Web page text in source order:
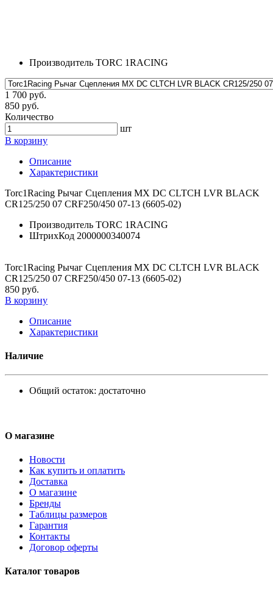
Производитель TORC 1RACING
1 700 руб.
850 руб.
Количество
шт
В корзину
Описание
Характеристики
Torc1Racing Рычаг Сцепления MX DC CLTCH LVR BLACK
CR125/250 07 CRF250/450 07-13 (6605-02)
Производитель TORC 1RACING
ШтрихКод 2000000340074
Torc1Racing Рычаг Сцепления MX DC CLTCH LVR BLACK
CR125/250 07 CRF250/450 07-13 (6605-02)
850 руб.
В корзину
Описание
Характеристики
Наличие
Общий остаток: достаточно
О магазине
Новости
Как купить и оплатить
Доставка
О магазине
Бренды
Таблицы размеров
Гарантия
Контакты
Договор оферты
Каталог товаров